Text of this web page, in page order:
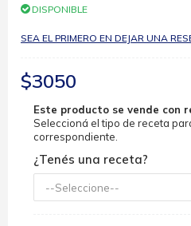
galería
imágenes
DISPONIBLE
SEA EL PRIMERO EN DEJAR UNA
$3050
Este producto se vende con
Seleccioná el tipo de receta
correspondiente.
¿Tenés una receta?